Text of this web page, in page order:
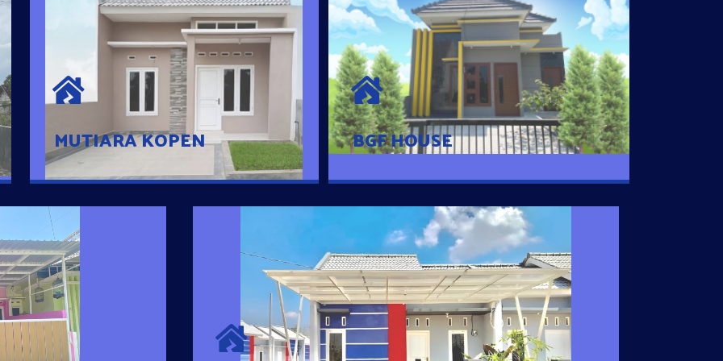
MUTIARA KOPEN
MUTIARA KOPEN
Hunian nyaman dengan suasana
pedesaan. 10 menit dari pusat kota, 2
menit dari Ring Road
BGF HOUSE
BGF HOUSE
Hunian Mewah Pusat Kota dengan fasilitas
Free Desain, Dapur, Parkir Mobil dengan 3
Kamar Tidur dan 2 Kamar Mandi.
Pintar
rumahnya dengan
SURYA MADANI SATU
Satu-satunya Hunian nyaman dengan harga subsidi hanya 100
jutaan dengan lokasi strategis di Tuban